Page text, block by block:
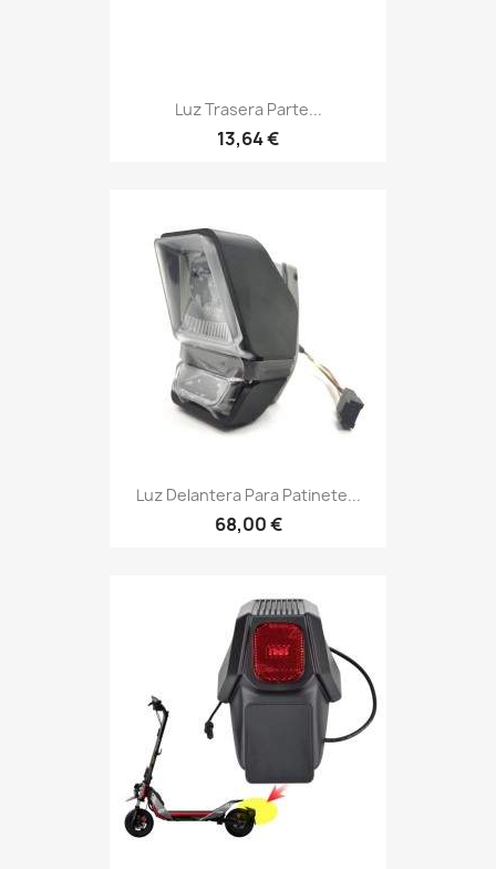
Luz Trasera Parte...
13,64 €
Luz Delantera Para Patinete...
68,00 €